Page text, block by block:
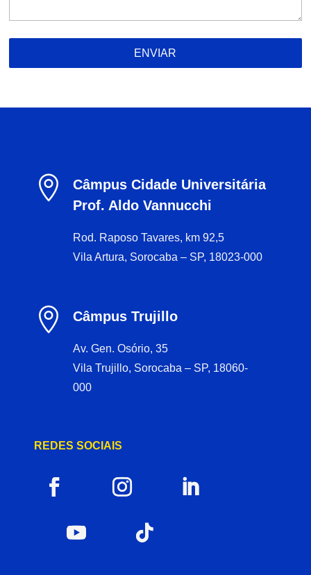
ENVIAR

Câmpus Cidade Universitária
Prof. Aldo Vannucchi
Rod. Raposo Tavares, km 92,5
Vila Artura, Sorocaba – SP, 18023-000
 Câmpus Trujillo
Av. Gen. Osório, 35
Vila Trujillo, Sorocaba – SP, 18060-
000
REDES SOCIAIS